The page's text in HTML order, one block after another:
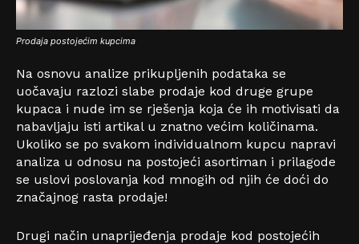
Prodaja postojećim kupcima
Na osnovu analize prikupljenih podataka se
uočavaju razlozi slabe prodaje kod druge grupe
kupaca i nude im se rješenja koja će ih motivisati da
nabavljaju isti artikal u znatno većim količinama.
Ukoliko se po svakom individualnom kupcu napravi
analiza u odnosu na postojeći asortiman i prilagode
se uslovi poslovanja kod mnogih od njih će doći do
značajnog rasta prodaje!
Drugi način unaprijeđenja prodaje kod postojećih